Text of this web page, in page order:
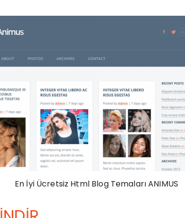
En İyi Ücretsiz Html Blog Temaları ANIMUS